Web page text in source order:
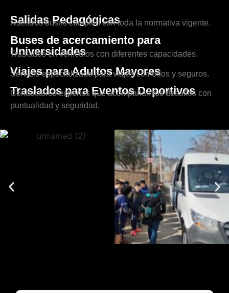
Salidas Pedagógicas
Nuestros buses cumplen con toda la normativa vigente.
Buses de acercamiento para
Universidades
Traslados en vehículos con diferentes capacidades.
Viajes para Adultos Mayores
Servicio especializado para viajes cómodos y seguros.
Traslados para Eventos Deportivos
Conductores expertos que acompañan tus desafíos con
puntualidad y seguridad.